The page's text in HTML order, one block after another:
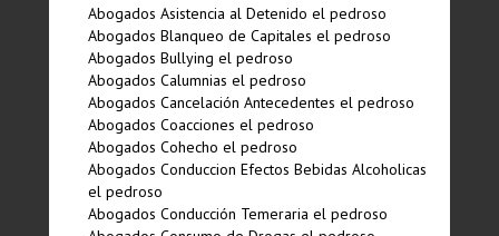
Abogados Asistencia al Detenido el pedroso
Abogados Blanqueo de Capitales el pedroso
Abogados Bullying el pedroso
Abogados Calumnias el pedroso
Abogados Cancelación Antecedentes el pedroso
Abogados Coacciones el pedroso
Abogados Cohecho el pedroso
Abogados Conduccion Efectos Bebidas Alcoholicas
el pedroso
Abogados Conducción Temeraria el pedroso